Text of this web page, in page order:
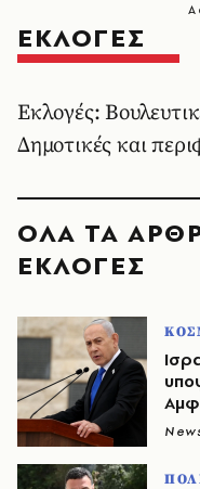
ΕΚΛΟΓΕΣ
Εκλογές:
Δημοτικές και
ΟΛΑ ΤΑ
ΕΚΛΟΓΕΣ